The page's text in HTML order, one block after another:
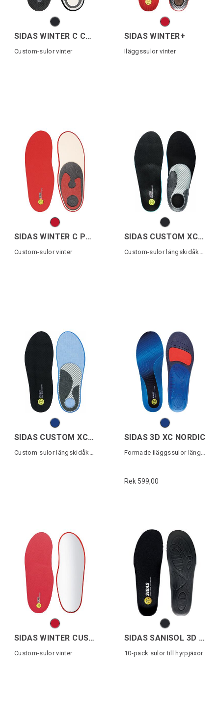
SIDAS WINTER C COMFORT
Custom-sulor vinter
SIDAS WINTER+
Iläggssulor vinter
SIDAS WINTER C PRO
Custom-sulor vinter
SIDAS CUSTOM XC CLASSIC
SIDAS CUSTOM XC SKATING SIDAS 3D XC NORDIC
Rek 599,00
SIDAS WINTER CUSTOM SKI
Custom-sulor vinter
SIDAS SANISOL 3D (10p)
10-pack sulor till hyrpjäxor